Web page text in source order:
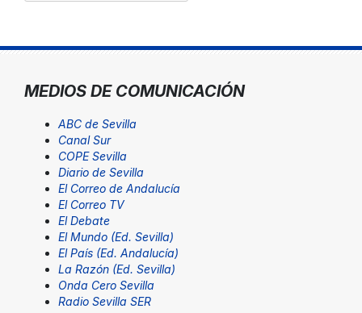
MEDIOS DE COMUNICACIÓN
ABC de Sevilla
Canal Sur
COPE Sevilla
Diario de Sevilla
El Correo de Andalucía
El Correo TV
El Debate
El Mundo (Ed. Sevilla)
El País (Ed. Andalucía)
La Razón (Ed. Sevilla)
Onda Cero Sevilla
Radio Sevilla SER